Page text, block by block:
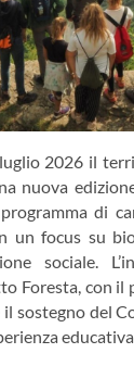
2026 il
nuova
di
un focus su
sociale.
Foresta, con
il sostegno del